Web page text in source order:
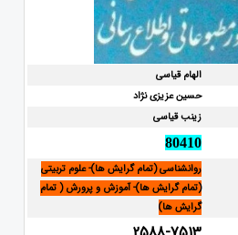
الهام قیاسی
حسین عزیزی نژاد
زینب قیاسی
80410
روانشناسی (تمام گرایش ها)- علوم تربیتی
(تمام گرایش ها)- آموزش و پرورش ( تمام
گرایش ها)